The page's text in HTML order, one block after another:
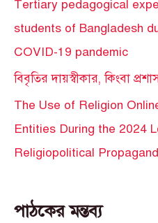
Tertiary pedagogical
students of Bangladesh
COVID-19 pandemic
বিবৃতির দায়স্বীকার, কিংবা
The Use of Religion
Entities During the 2024
Religiopolitical
পাঠকের মন্তব্য